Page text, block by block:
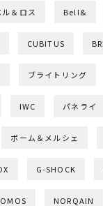
ル＆ロス Bell&
CUBITUS
ブライトリング
IWC パネライ
ボーム＆メルシェ
G-SHOCK
NORQAIN